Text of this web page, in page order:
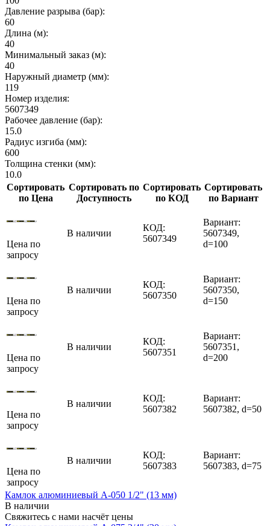
Давление разрыва (бар):
60
Длина (м):
40
Минимальный заказ (м):
40
Наружный диаметр (мм):
119
Номер изделия:
5607349
Рабочее давление (бар):
15.0
Радиус изгиба (мм):
600
Толщина стенки (мм):
10.0
Сортировать
по Цена
Сортировать по
Доступность
Сортировать
по КОД
Сортировать
по Вариант
Цена по
запросу
В наличии
КОД:
5607349
Вариант:
5607349,
d=100
Цена по
запросу
В наличии
КОД:
5607350
Вариант:
5607350,
d=150
Цена по
запросу
В наличии
КОД:
5607351
Вариант:
5607351,
d=200
Цена по
запросу
В наличии
КОД:
5607382
Вариант:
5607382, d=50
Цена по
запросу
В наличии
КОД:
5607383
Вариант:
5607383, d=75
Камлок алюминиевый A-050 1/2" (13 мм)
В наличии
Свяжитесь с нами насчёт цены